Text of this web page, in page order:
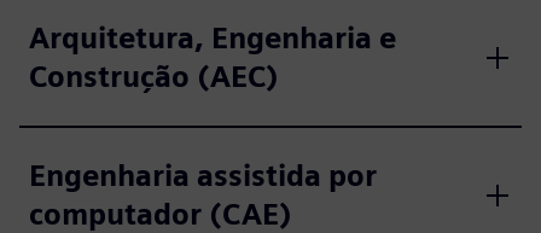
Arquitetura, Engenharia e
Construção (AEC)
Engenharia assistida por
computador (CAE)